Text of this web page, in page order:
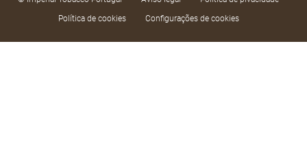
Política de cookies
Configurações de cookies